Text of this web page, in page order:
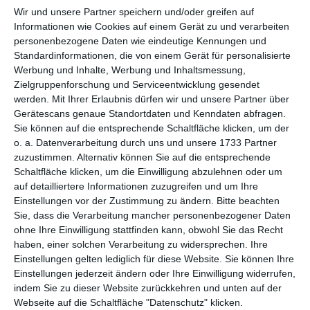
Wir und unsere Partner speichern und/oder greifen auf
Informationen wie Cookies auf einem Gerät zu und verarbeiten
personenbezogene Daten wie eindeutige Kennungen und
Standardinformationen, die von einem Gerät für personalisierte
Werbung und Inhalte, Werbung und Inhaltsmessung,
Zielgruppenforschung und Serviceentwicklung gesendet
werden.
Mit Ihrer Erlaubnis dürfen wir und unsere Partner über
Gerätescans genaue Standortdaten und Kenndaten abfragen.
Sie können auf die entsprechende Schaltfläche klicken, um der
o. a. Datenverarbeitung durch uns und unsere 1733 Partner
zuzustimmen. Alternativ können Sie auf die entsprechende
Schaltfläche klicken, um die Einwilligung abzulehnen oder um
auf detailliertere Informationen zuzugreifen und um Ihre
Einstellungen vor der Zustimmung zu ändern.
Bitte beachten
Sie, dass die Verarbeitung mancher personenbezogener Daten
ohne Ihre Einwilligung stattfinden kann, obwohl Sie das Recht
haben, einer solchen Verarbeitung zu widersprechen. Ihre
Einstellungen gelten lediglich für diese Website. Sie können Ihre
Einstellungen jederzeit ändern oder Ihre Einwilligung widerrufen,
indem Sie zu dieser Website zurückkehren und unten auf der
Webseite auf die Schaltfläche "Datenschutz" klicken.
TEILEN
Facebook, Twitter, WhatsApp, ...
WEITERE KARTEN IN DIESEN
KATEGORIEN ANSEHEN
Glückwünsche
Geburtstag
humorvolle Geburtstagskarten
Geburtstagskarten für Kinder